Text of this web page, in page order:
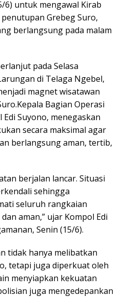
6) untuk mengawal Kirab
penutupan Grebeg Suro,
berlangsung pada malam
pada Selasa
di Telaga Ngebel,
magnet wisatawan
Bagian Operasi
Suyono, menegaskan
secara maksimal agar
berlangsung aman, tertib,
berjalan lancar. Situasi
sehingga
seluruh rangkaian
aman,” ujar Kompol Edi
Senin (15/6).
tidak hanya melibatkan
tetapi juga diperkuat oleh
menyiapkan kekuatan
juga mengedepankan